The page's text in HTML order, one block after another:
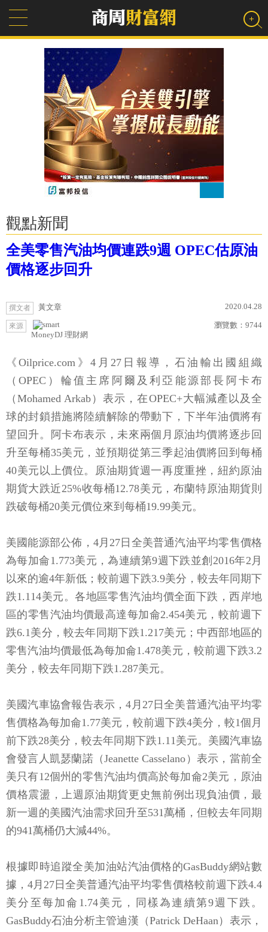
觀點新聞
全美零售汽油均價連跌9週 OPEC估原油
價格逐步回升
撰文者 黃文章 2020.04.28
來源
MoneyDJ 理財網
瀏覽數： 9744
《Oilprice.com》4月27日報導，石油輸出國組織
（OPEC）輪值主席阿爾及利亞能源部長阿卡布
（Mohamed Arkab）表示，在OPEC+大幅減產以及全
球的封鎖措施將陸續解除的帶動下，下半年油價將有
望回升。阿卡布表示，未來兩個月原油均價將逐步回
升至每桶35美元，並預期從第三季起油價將回到每桶
40美元以上價位。原油期貨週一再度重挫，紐約原油
期貨大跌近25%收每桶12.78美元，布蘭特原油期貨則
跌破每桶20美元價位來到每桶19.99美元。
美國能源部公佈，4月27日全美普通汽油平均零售價格
為每加侖1.773美元，為連續第9週下跌並創2016年2月
以來的逾4年新低；較前週下跌3.9美分，較去年同期下
跌1.114美元。各地區零售汽油均價全面下跌，西岸地
區的零售汽油均價最高達每加侖2.454美元，較前週下
跌6.1美分，較去年同期下跌1.217美元；中西部地區的
零售汽油均價最低為每加侖1.478美元，較前週下跌3.2
美分，較去年同期下跌1.287美元。
美國汽車協會報告表示，4月27日全美普通汽油平均零
售價格為每加侖1.77美元，較前週下跌4美分，較1個月
前下跌28美分，較去年同期下跌1.11美元。美國汽車協
會發言人凱瑟蘭諾（Jeanette Casselano）表示，當前全
美只有12個州的零售汽油均價高於每加侖2美元，原油
價格震盪，上週原油期貨更史無前例出現負油價，最
新一週的美國汽油需求回升至531萬桶，但較去年同期
的941萬桶仍大減44%。
根據即時追蹤全美加油站汽油價格的GasBuddy網站數
據，4月27日全美普通汽油平均零售價格較前週下跌4.4
美分至每加侖1.74美元，同樣為連續第9週下跌。
GasBuddy石油分析主管迪漢（Patrick DeHaan）表示，